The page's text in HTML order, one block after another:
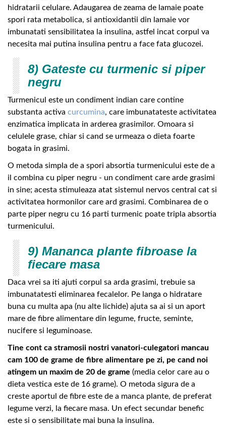
hidratarii celulare. Adaugarea de zeama de lamaie poate
spori rata metabolica, si antioxidantii din lamaie vor
imbunatati sensibilitatea la insulina, astfel incat corpul va
necesita mai putina insulina pentru a face fata glucozei.
8) Gateste cu turmenic si piper
negru
Turmenicul este un condiment indian care contine
substanta activa curcumina, care imbunatateste activitatea
enzimatica implicata in arderea grasimilor. Omoara si
celulele grase, chiar si cand se urmeaza o dieta foarte
bogata in grasimi.
O metoda simpla de a spori absortia turmenicului este de a
il combina cu piper negru - un condiment care arde grasimi
in sine; acesta stimuleaza atat sistemul nervos central cat si
activitatea hormonilor care ard grasimi. Combinarea de o
parte piper negru cu 16 parti turmenic poate tripla absortia
turmenicului.
9) Mananca plante fibroase la
fiecare masa
Daca vrei sa iti ajuti corpul sa arda grasimi, trebuie sa
imbunatatesti eliminarea fecalelor. Pe langa o hidratare
buna cu multa apa (nu alte lichide) ajuta sa ai si un aport
mare de fibre alimentare din legume, fructe, seminte,
nucifere si leguminoase.
Tine cont ca stramosii nostri vanatori-culegatori mancau
cam 100 de grame de fibre alimentare pe zi, pe cand noi
atingem un maxim de 20 de grame (media celor care au o
dieta vestica este de 16 grame). O metoda sigura de a
creste aportul de fibre este de a manca plante, de preferat
legume verzi, la fiecare masa. Un efect secundar benefic
este si o sensibilitate mai buna la insulina.